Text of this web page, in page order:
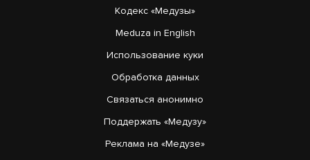
Кодекс «Медузы»
Meduza in English
Использование куки
Обработка данных
Связаться анонимно
Поддержать «Медузу»
Реклама на «Медузе»